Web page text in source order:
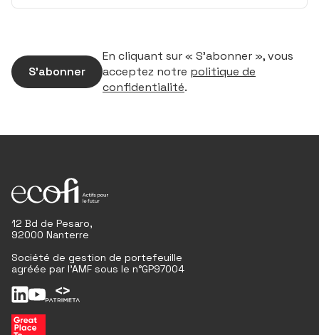
S’abonner
En cliquant sur « S’abonner », vous
acceptez notre politique de
confidentialité.
12 Bd de Pesaro,
92000 Nanterre
Société de gestion de portefeuille
agréée par l'AMF sous le n°GP97004